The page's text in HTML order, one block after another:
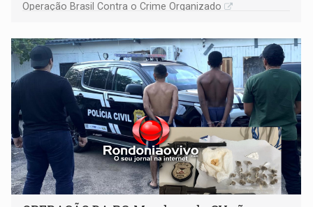
Operação Brasil Contra o Crime Organizado